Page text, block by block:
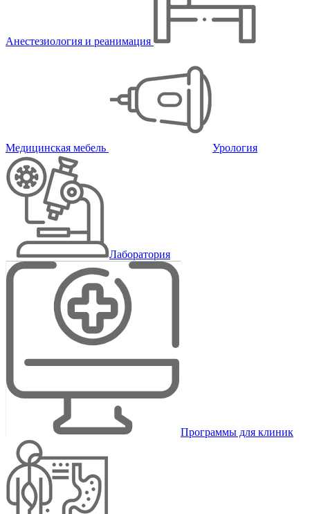
Анестезиология и реанимация
Медицинская мебель Урология
Лаборатория
Программы для клиник